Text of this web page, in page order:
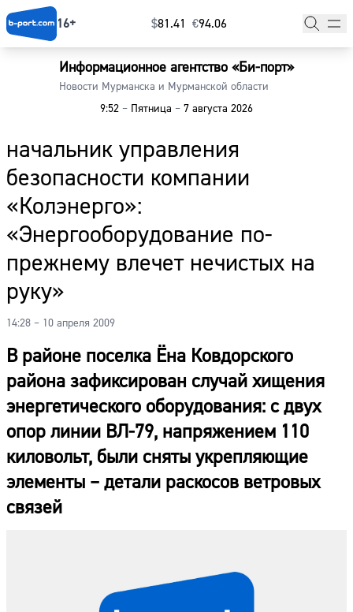
16+ $⁠81.41 €⁠94.06
Информационное агентство «Би-порт»
Новости Мурманска и Мурманской области
9:52 – Пятница – 7 августа 2026
начальник управления
безопасности компании
«Колэнерго»:
«Энергооборудование по-
прежнему влечет нечистых на
руку»
14:28 – 10 апреля 2009
В районе поселка Ёна Ковдорского
района зафиксирован случай хищения
энергетического оборудования: с двух
опор линии ВЛ-79, напряжением 110
киловольт, были сняты укрепляющие
элементы – детали раскосов ветровых
связей
Главная
Наши гости
Фоторепортажи
Погода
Курсы валют